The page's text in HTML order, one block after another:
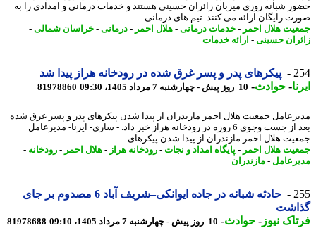
شبانه روزی میزبان زائران حسینی هستند و خدمات درمانی و امدادی را به
رایگان ارائه می کنند. تیم های درمانی ...
هلال احمر -خدمات درمانی-هلال احمر -درمانی-خراسان شمالی-
حسینی-ارائه خدمات
پیکرهای پدر و پسر غرق شده در رودخانه هراز پیدا شد
-حوادث -10 روز پیش - چهارشنبه 7 مرداد 1405، 09:30 81978860
جمعیت هلال احمر مازندران از پیدا شدن پیکرهای پدر و پسر غرق شده
بعد از جست وجوی 6 روزه در رودخانه هراز خبر داد. - ساری- ایرنا- مدیرعامل
هلال احمر مازندران از پیدا شدن پیکرهای ...
هلال احمر -پایگاه امداد و نجات-رودخانه هراز - هلال احمر -رودخانه-
-مازندران
حادثه شبانه در جاده ایوانکی–شریف آباد 6 مصدوم بر جای
نیوز-حوادث -10 روز پیش - چهارشنبه 7 مرداد 1405، 09:10 81978688